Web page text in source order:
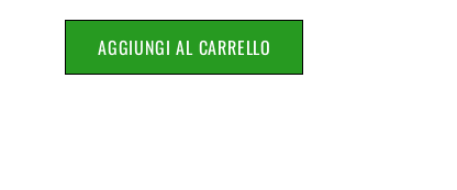
AGGIUNGI AL CARRELLO